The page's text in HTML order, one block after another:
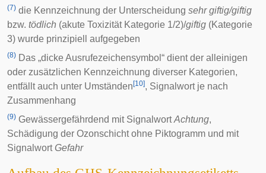
(7) die Kennzeichnung der Unterscheidung sehr giftig/giftig
bzw. tödlich (akute Toxizität Kategorie 1/2)/giftig (Kategorie
3) wurde prinzipiell aufgegeben
(8) Das „dicke Ausrufezeichensymbol“ dient der alleinigen
oder zusätzlichen Kennzeichnung diverser Kategorien,
entfällt auch unter Umständen [10], Signalwort je nach
Zusammenhang
(9) Gewässergefährdend mit SignalwortAchtung,
Schädigung der Ozonschichtohne Piktogramm und mit
SignalwortGefahr